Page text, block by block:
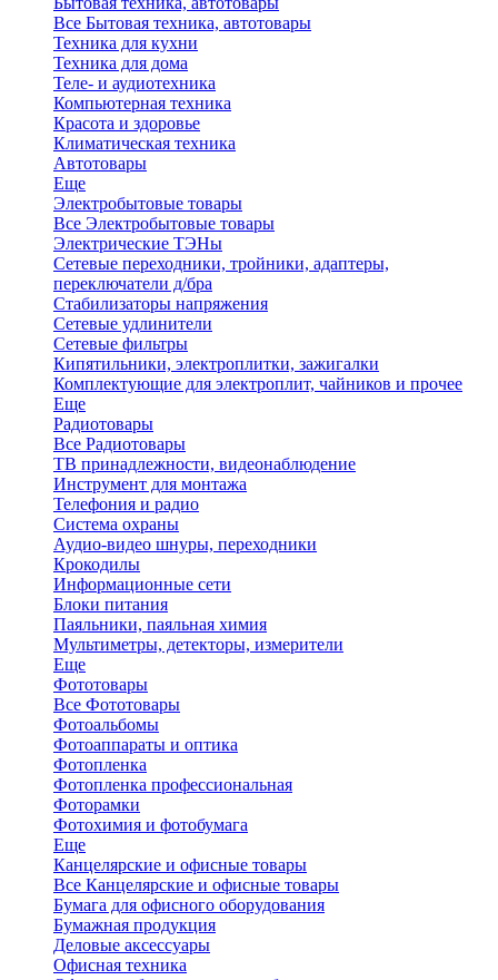
Все Бытовая техника, автотовары
Техника для кухни
Техника для дома
Теле- и аудиотехника
Компьютерная техника
Красота и здоровье
Климатическая техника
Автотовары
Еще
Электробытовые товары
Все Электробытовые товары
Электрические ТЭНы
Сетевые переходники, тройники, адаптеры,
переключатели д/бра
Стабилизаторы напряжения
Сетевые удлинители
Сетевые фильтры
Кипятильники, электроплитки, зажигалки
Комплектующие для электроплит, чайников и прочее
Еще
Радиотовары
Все Радиотовары
ТВ принадлежности, видеонаблюдение
Инструмент для монтажа
Телефония и радио
Система охраны
Аудио-видео шнуры, переходники
Крокодилы
Информационные сети
Блоки питания
Паяльники, паяльная химия
Мультиметры, детекторы, измерители
Еще
Фототовары
Все Фототовары
Фотоальбомы
Фотоаппараты и оптика
Фотопленка
Фотопленка профессиональная
Фоторамки
Фотохимия и фотобумага
Еще
Канцелярские и офисные товары
Все Канцелярские и офисные товары
Бумага для офисного оборудования
Бумажная продукция
Деловые аксессуары
Офисная техника